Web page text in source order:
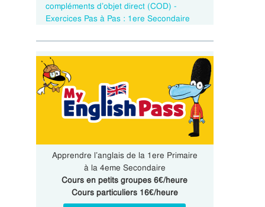
compléments d’objet direct (COD) -
Exercices Pas à Pas : 1ere Secondaire
Apprendre l’anglais de la 1ere Primaire
à la 4eme Secondaire
Cours en petits groupes 6€/heure
Cours particuliers 16€/heure